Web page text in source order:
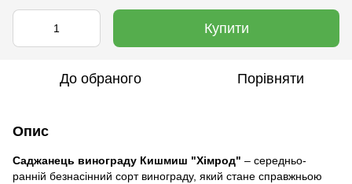
Купити
До обраного Порівняти
Опис
Саджанець винограду Кишмиш "Хімрод" – середньо-
ранній безнасінний сорт винограду, який стане справжньою